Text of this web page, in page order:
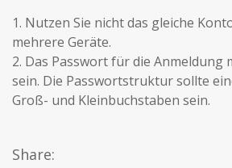
1. Nutzen Sie nicht das gleiche
mehrere Geräte.
2. Das Passwort für die Anmeldung
sein. Die Passwortstruktur sollte
Groß- und Kleinbuchstaben sein.
Share: